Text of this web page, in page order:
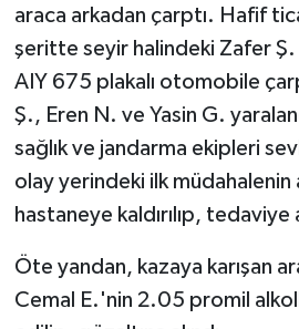
araca arkadan çarptı. Hafif
şeritte seyir halindeki Zafer
AIY 675 plakalı otomobile
Ş., Eren N. ve Yasin G.
sağlık ve jandarma ekipleri
olay yerindeki ilk müdahalenin
hastaneye kaldırılıp, tedaviye
Öte yandan, kazaya karışan
Cemal E.'nin 2.05 promil